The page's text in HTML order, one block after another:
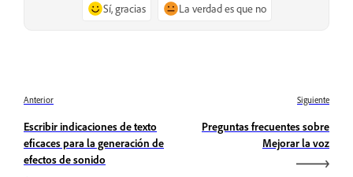
Sí, gracias La verdad es que no
Anterior
Escribir indicaciones de texto
eficaces para la generación de
efectos de sonido
Siguiente
Preguntas frecuentes sobre
Mejorar la voz